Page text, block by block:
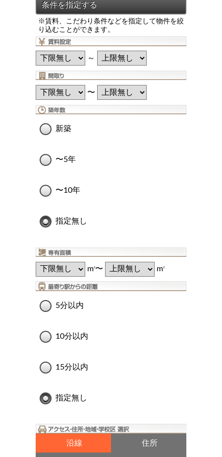
※賃料、こだわり条件などを指定して物件を絞
り込むことができます。
～
〜
新築
〜5年
〜10年
指定無し
m2〜 m2
5分以内
10分以内
15分以内
指定無し
沿線 住所